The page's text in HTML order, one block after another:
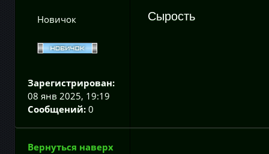
Новичок
Зарегистрирован:
08 янв 2025, 19:19
Сообщений: 0
Сырость
Вернуться наверх